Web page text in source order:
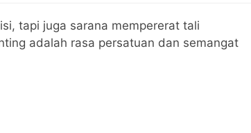
tapi juga sarana mempererat tali
adalah rasa persatuan dan semangat